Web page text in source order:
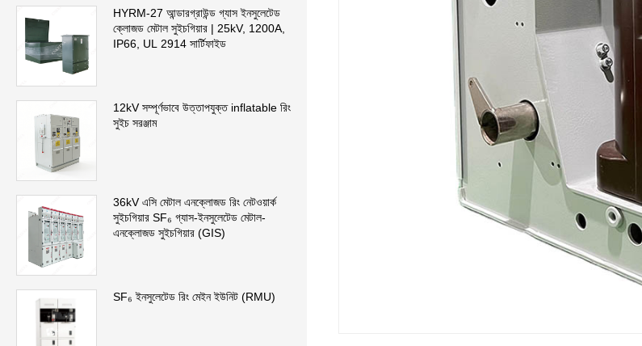
HYRM-27 আন্ডারগ্রাউন্ড গ্যাস ইনসুলেটেড
ক্লোজড মেটাল সুইচগিয়ার | 25kV, 1200A,
IP66, UL 2914 সার্টিফাইড
12kV সম্পূর্ণভাবে উত্তাপযুক্ত inflatable রিং
সুইচ সরঞ্জাম
36kV এসি মেটাল এনক্লোজড রিং নেটওয়ার্ক
সুইচগিয়ার SF₆ গ্যাস-ইনসুলেটেড মেটাল-
এনক্লোজড সুইচগিয়ার (GIS)
SF₆ ইনসুলেটেড রিং মেইন ইউনিট (RMU)